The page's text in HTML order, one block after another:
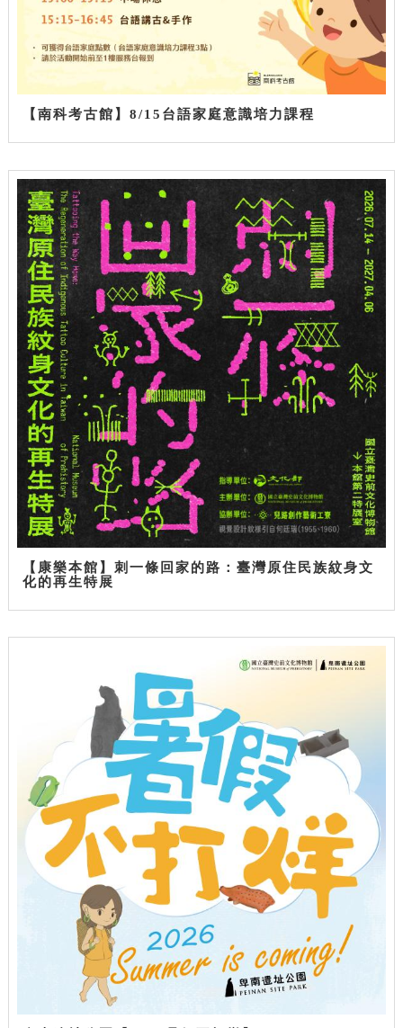
【南科考古館】8/15台語家庭意識培力課程
【康樂本館】刺一條回家的路：臺灣原住民族紋身文
化的再生特展